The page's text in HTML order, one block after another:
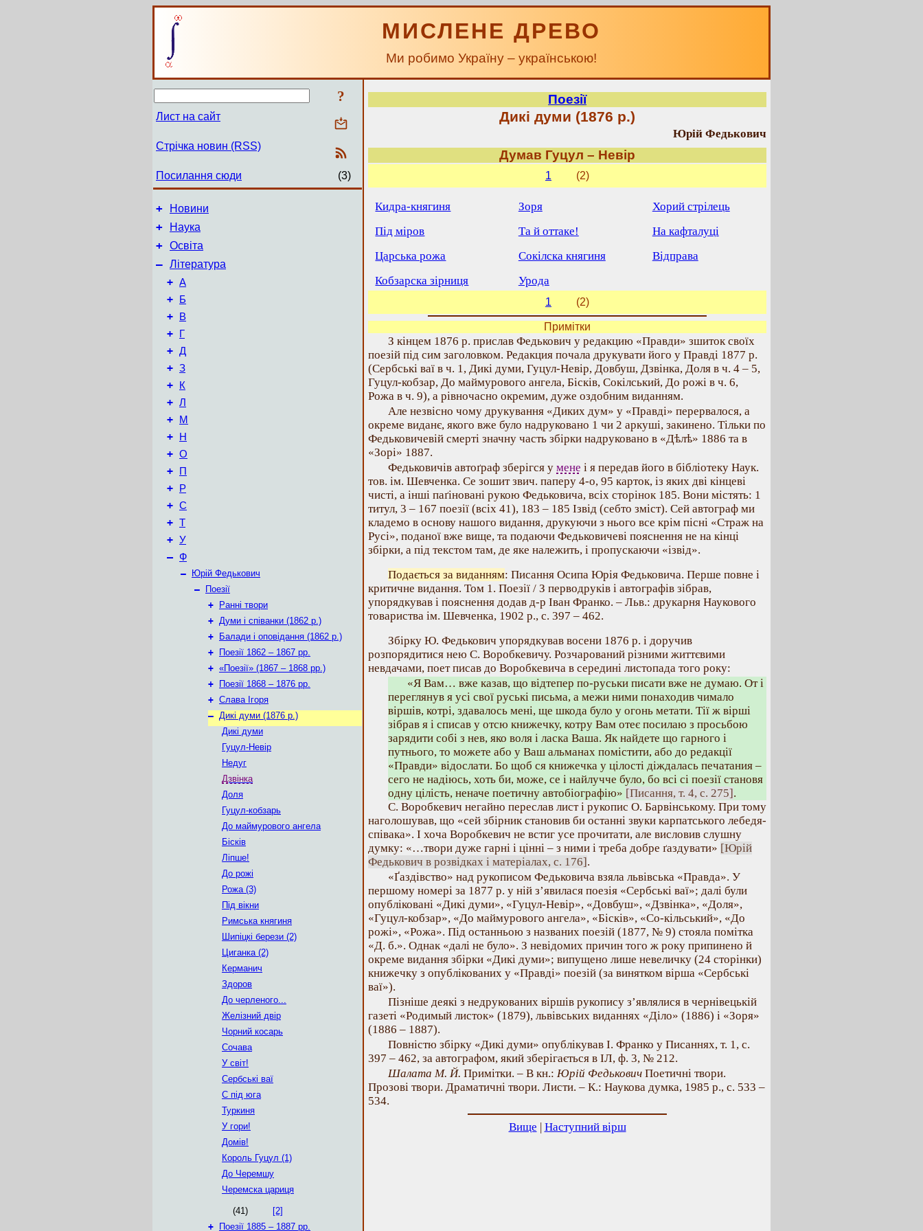
МИСЛЕНЕ ДРЕВО
Ми робимо Україну – українською!
?
Лист на сайт
Стрічка новин (RSS)
Посилання сюди (3)
+ Новини
+ Наука
+ Освіта
– Література
+ А
+ Б
+ В
+ Г
+ Д
+ З
+ К
+ Л
+ М
+ Н
+ О
+ П
+ Р
+ С
+ Т
+ У
– Ф
–
Юрій Федькович
–
Поезії
+
Ранні твори
+ Думи і співанки (1862 р.)
+
Балади і оповідання (1862 р.)
+
Поезії 1862 – 1867 рр.
+ «Поезії» (1867 – 1868 рр.)
+
Поезії 1868 – 1876 рр.
+ Слава Ігоря
– Дикі думи (1876 р.)
Дикі думи
Гуцул-Невір
Недуг
Дзвінка
Доля
Гуцул-кобзарь
До маймурового ангела
Бісків
Ліпше!
До рожі
Рожа (3)
Під вікни
Римська княгиня
Шипіцкі берези (2)
Циганка (2)
Керманич
Здоров
До черленого...
Желізний двір
Чорний косарь
Сочава
У світ!
Сербські ваї
С під юга
Туркиня
У гори!
Домів!
Король Гуцул (1)
До Черемшу
Черемска цариця
(41)
[2]
+
Поезії 1885 – 1887 рр.
Поезії
Дикі думи (1876 р.)
Юрій Федькович
Думав Гуцул – Невір
1 (2)
Кидра-княгиня
Під міров
Царська рожа
Кобзарска зірниця
Зоря
Та й оттаке!
Сокілска княгиня
Урода
Хорий стрілець
На кафталуці
Відправа
1 (2)
Примітки
З кінцем 1876 р. прислав Федькович у редакцию «Правди» зшиток своїх
поезій під сим заголовком. Редакция почала друкувати його у Правді 1877 р.
(Сербські ваї в ч. 1, Дикі думи, Гуцул-Невір, Довбуш, Дзвінка, Доля в ч. 4 – 5,
Гуцул-кобзар, До маймурового ангела, Бісків, Сокілський, До рожі в ч. 6,
Рожа в ч. 9), а рівночасно окремим, дуже оздобним виданням.
Але незвісно чому друкування «Диких дум» у «Правді» перервалося, а
окреме виданє, якого вже було надруковано 1 чи 2 аркуші, закинено. Тільки по
Федьковичевій смерті значну часть збірки надруковано в «Дѣлѣ» 1886 та в
«Зорі» 1887.
Федьковичів автоґраф зберігся у мене і я передав його в бібліотеку Наук.
тов. ім. Шевченка. Се зошит звич. паперу 4-о, 95 карток, із яких дві кінцеві
чисті, а інші паґіновані рукою Федьковича, всіх сторінок 185. Вони містять: 1
титул, 3 – 167 поезії (всіх 41), 183 – 185 Ізвід (себто зміст). Сей автограф ми
кладемо в основу нашого видання, друкуючи з нього все крім пісні «Страж на
Русі», поданої вже вище, та подаючи Федьковичеві пояснення не на кінці
збірки, а під текстом там, де яке належить, і пропускаючи «ізвід».
Подається за виданням: Писання Осипа Юрія Федьковича. Перше повне і
критичне видання. Том 1. Поезії / З перводруків і автографів зібрав,
упорядкував і пояснення додав д-р Іван Франко. – Льв.: друкарня Наукового
товариства ім. Шевченка, 1902 р., с. 397 – 462.
Збірку Ю. Федькович упорядкував восени 1876 р. і доручив
розпорядитися нею С. Воробкевичу. Розчарований різними життєвими
невдачами, поет писав до Воробкевича в середині листопада того року:
«Я Вам… вже казав, що відтепер по-руськи писати вже не думаю. От і
переглянув я усі свої руські письма, а межи ними понаходив чимало
віршів, котрі, здавалось мені, ще шкода було у огонь метати. Тії ж вірші
зібрав я і списав у отсю книжечку, котру Вам отеє посилаю з просьбою
зарядити собі з нев, яко воля і ласка Ваша. Як найдете що гарного і
путнього, то можете або у Ваш альманах помістити, або до редакції
«Правди» відослати. Бо щоб ся книжечка у цілості діждалась печатания –
сего не надіюсь, хоть би, може, се і найлучче було, бо всі сі поезії становя
одну цілість, неначе поетичну автобіографію» [Писання, т. 4, с. 275].
С. Воробкевич негайно переслав лист і рукопис О. Барвінському. При тому
наголошував, що «сей збірник становив би останні звуки карпатського лебедя-
співака». І хоча Воробкевич не встиг усе прочитати, але висловив слушну
думку: «…твори дуже гарні і цінні – з ними і треба добре ґаздувати» [Юрій
Федькович в розвідках і матеріалах, с. 176].
«Ґаздівство» над рукописом Федьковича взяла львівська «Правда». У
першому номері за 1877 р. у ній з’явилася поезія «Сербські ваї»; далі були
опубліковані «Дикі думи», «Гуцул-Невір», «Довбуш», «Дзвінка», «Доля»,
«Гуцул-кобзар», «До маймурового ангела», «Бісків», «Со-кільський», «До
рожі», «Рожа». Під останньою з названих поезій (1877, № 9) стояла помітка
«Д. б.». Однак «далі не було». З невідомих причин того ж року припинено й
окреме видання збірки «Дикі думи»; випущено лише невеличку (24 сторінки)
книжечку з опублікованих у «Правді» поезій (за винятком вірша «Сербські
ваї»).
Пізніше деякі з недрукованих віршів рукопису з’являлися в чернівецькій
газеті «Родимый листок» (1879), львівських виданнях «Діло» (1886) і «Зоря»
(1886 – 1887).
Повністю збірку «Дикі думи» опублікував І. Франко у Писаннях, т. 1, с.
397 – 462, за автографом, який зберігається в ІЛ, ф. 3, № 212.
Шалата М. Й. Примітки. – В кн.: Юрій Федькович Поетичні твори.
Прозові твори. Драматичні твори. Листи. – К.: Наукова думка, 1985 р., с. 533 –
534.
Вище | Наступний вірш